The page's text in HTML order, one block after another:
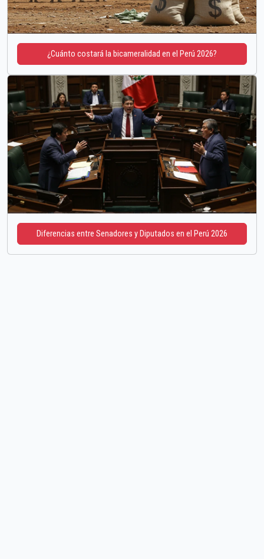
¿Cuánto costará la bicameralidad en el Perú 2026?
Diferencias entre Senadores y Diputados en el Perú 2026